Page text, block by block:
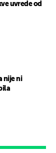
uvrede od
nije ni